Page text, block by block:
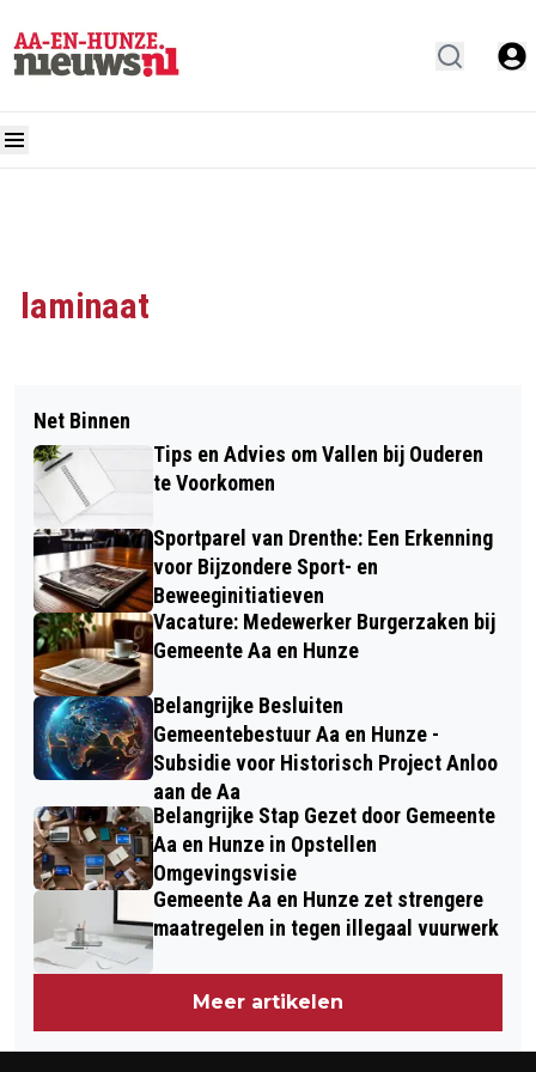
laminaat
Net Binnen
Tips en Advies om Vallen bij Ouderen
te Voorkomen
Sportparel van Drenthe: Een Erkenning
voor Bijzondere Sport- en
Beweeginitiatieven
Vacature: Medewerker Burgerzaken bij
Gemeente Aa en Hunze
Belangrijke Besluiten
Gemeentebestuur Aa en Hunze -
Subsidie voor Historisch Project Anloo
aan de Aa
Belangrijke Stap Gezet door Gemeente
Aa en Hunze in Opstellen
Omgevingsvisie
Gemeente Aa en Hunze zet strengere
maatregelen in tegen illegaal vuurwerk
Meer artikelen